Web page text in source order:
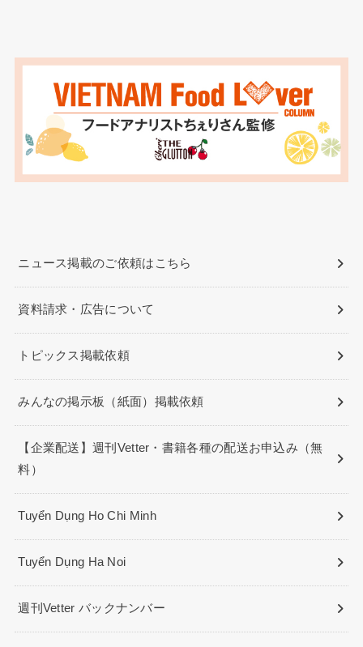
ニュース掲載のご依頼はこちら
資料請求・広告について
トピックス掲載依頼
みんなの掲示板（紙面）掲載依頼
【企業配送】週刊Vetter・書籍各種の配送お申込み（無
料）
Tuyển Dụng Ho Chi Minh
Tuyển Dụng Ha Noi
週刊Vetter バックナンバー